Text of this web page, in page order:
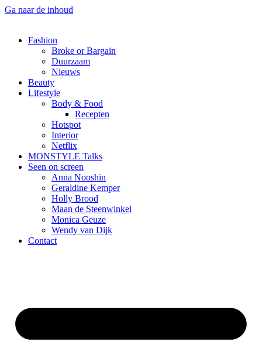
Ga naar de inhoud
Fashion
Broke or Bargain
Duurzaam
Nieuws
Beauty
Lifestyle
Body & Food
Recepten
Hotspot
Interior
Netflix
MONSTYLE Talks
Seen on screen
Anna Nooshin
Geraldine Kemper
Holly Brood
Maan de Steenwinkel
Monica Geuze
Wendy van Dijk
Contact